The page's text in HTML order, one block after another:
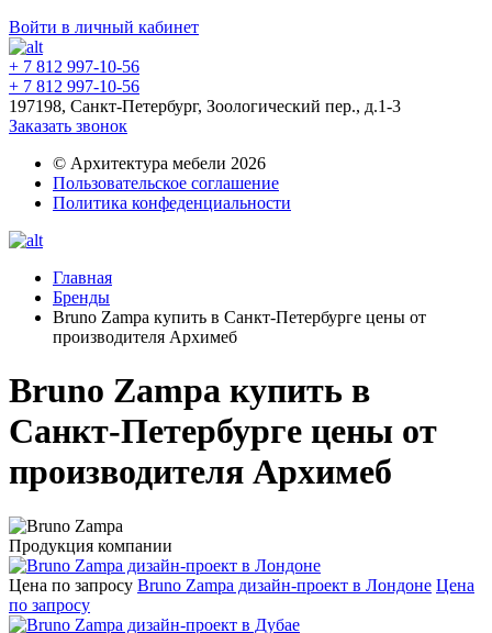
Войти в личный кабинет
+ 7 812 997-10-56
+ 7 812 997-10-56
197198, Санкт-Петербург, Зоологический пер., д.1-3
Заказать звонок
© Архитектура мебели 2026
Пользовательское соглашение
Политика конфеденциальности
Главная
Бренды
Bruno Zampa купить в Санкт-Петербурге цены от
производителя Архимеб
Bruno Zampa купить в
Санкт-Петербурге цены от
производителя Архимеб
Продукция компании
Цена по запросу Bruno Zampa дизайн-проект в Лондоне Цена
по запросу